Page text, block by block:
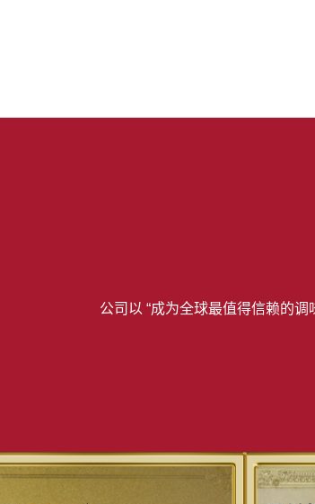
公司以 “成为全球最值得信赖的